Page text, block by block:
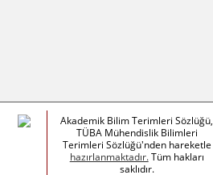
Akademik Bilim Terimleri Sözlüğü,
TÜBA Mühendislik Bilimleri
Terimleri Sözlüğü'nden hareketle
hazırlanmaktadır.Tüm hakları
saklıdır.